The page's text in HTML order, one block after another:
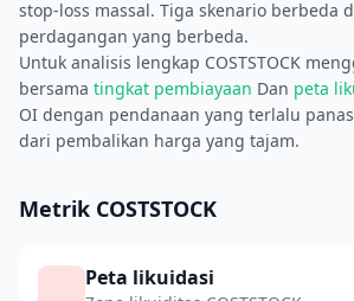
stop-loss massal. Tiga skenario berbeda
perdagangan yang berbeda.
Untuk analisis lengkap COSTSTOCK
bersama tingkat pembiayaan Dan peta
OI dengan pendanaan yang terlalu
dari pembalikan harga yang tajam.
Metrik COSTSTOCK
Peta likuidasi